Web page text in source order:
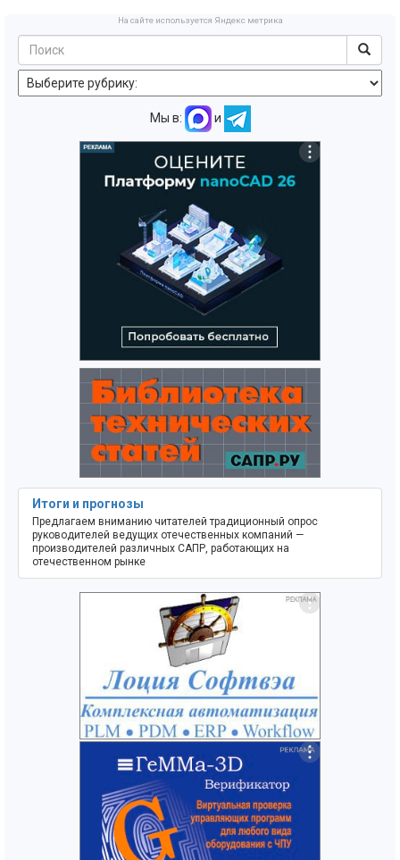
На сайте используется Яндекс метрика
Мы в: и
Итоги и прогнозы
Предлагаем вниманию читателей традиционный опрос
руководителей ведущих отечественных компаний —
производителей различных САПР, работающих на
отечественном рынке